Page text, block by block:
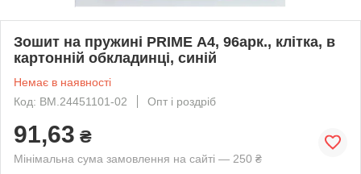
Зошит на пружині PRIME А4, 96арк., клітка, в
картонній обкладинці, синій
Немає в наявності
Код: BM.24451101-02
Опт і роздріб
91,63 ₴
Мінімальна сума замовлення на сайті — 250 ₴